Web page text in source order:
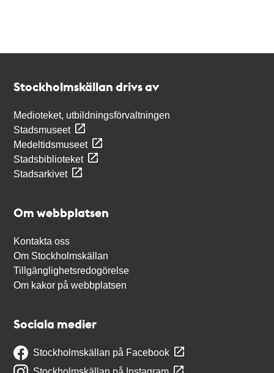
Stockholmskällan drivs av
Medioteket, utbildningsförvaltningen
Stadsmuseet
Medeltidsmuseet
Stadsbiblioteket
Stadsarkivet
Om webbplatsen
Kontakta oss
Om Stockholmskällan
Tillgänglighetsredogörelse
Om kakor på webbplatsen
Sociala medier
Stockholmskällan på Facebook